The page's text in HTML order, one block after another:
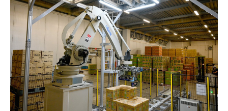
バーチカル装置（垂直搬送機）
周辺機器
オークラの取組み
サイトポリシー